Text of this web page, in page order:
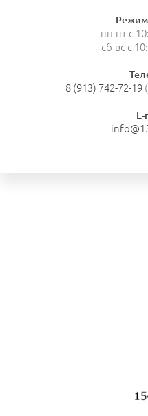
Режим
пн-пт с
сб-вс с
8 (913) 742-72-19